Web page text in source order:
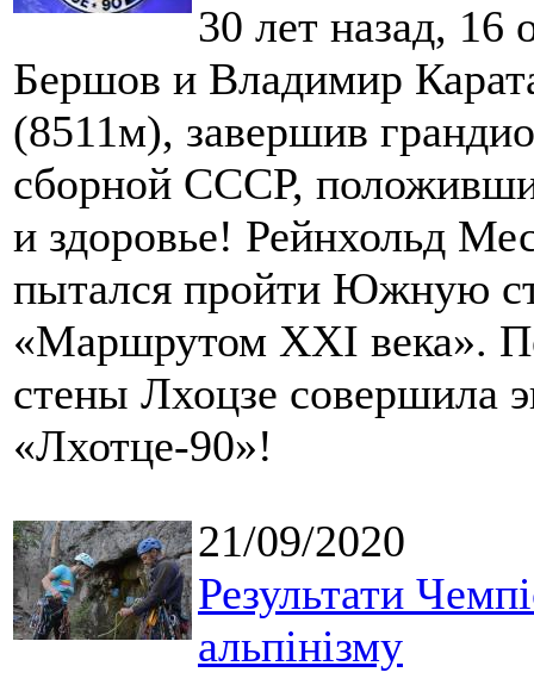
30 лет назад, 16
Бершов и Владимир
(8511м), завершив
сборной СССР,
и здоровье! Рейнхольд
пытался пройти Южную
«Маршрутом ХХI века».
стены Лхоцзе совершила
«Лхотце-90»!
21/09/2020
Результати
альпінізму